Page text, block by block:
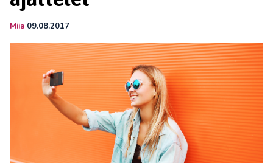
Miia 09.08.2017